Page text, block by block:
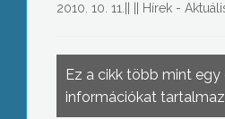
2010. 10. 11. Hírek -
Ez a cikk több mint egy
információkat